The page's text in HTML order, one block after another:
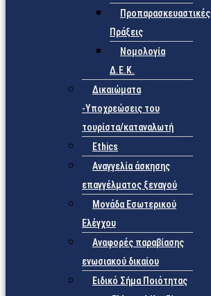
Προπαρασκευαστικές
Πράξεις
Νομολογία
Δ.Ε.Κ.
Δικαιώματα
-Υποχρεώσεις του
τουρίστα/καταναλωτή
Ethics
Αναγγελία άσκησης
επαγγέλματος ξεναγού
Μονάδα Εσωτερικού
Ελέγχου
Αναφορές παραβίασης
ενωσιακού δικαίου
Ειδικό Σήμα Ποιότητας